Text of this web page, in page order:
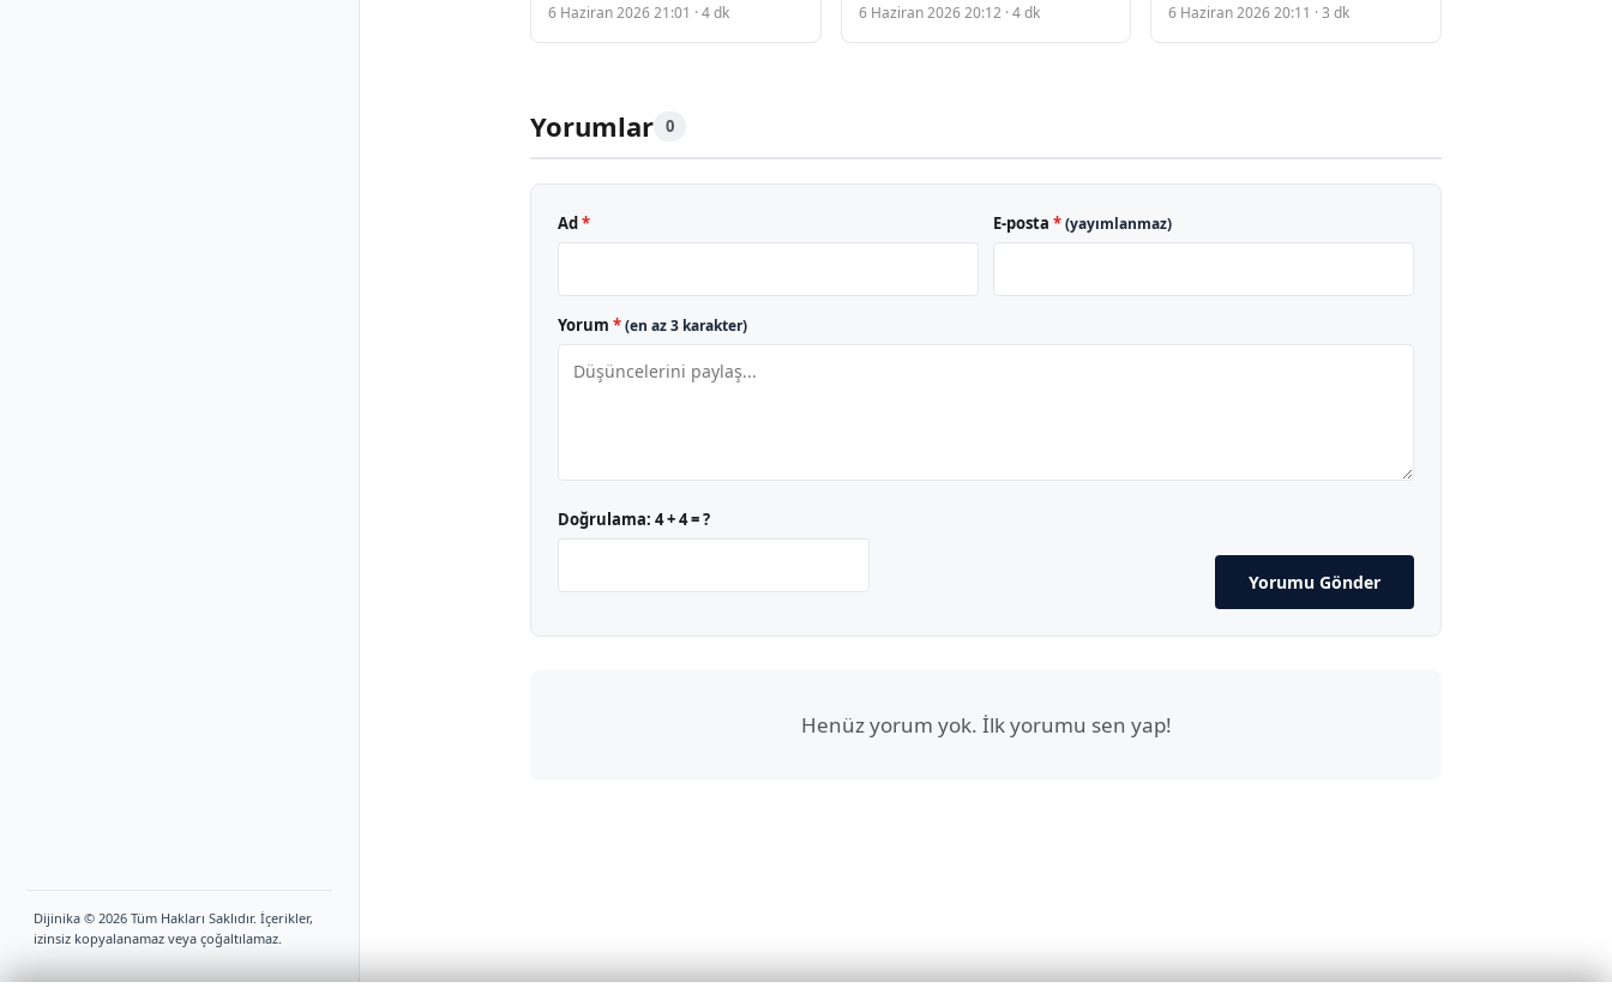
Dijinika © 2026 Tüm Hakları Saklıdır. İçerikler,
izinsiz kopyalanamaz veya çoğaltılamaz.
Dizisi Ekrana Geliyor
6 Haziran 2026 21:01 · 4 dk 6 Haziran 2026 20:12 · 4 dk 6 Haziran 2026 20:11 · 3 dk
Yorumlar 0
Ad* E-posta *(yayımlanmaz)
Yorum *(en az 3 karakter)
Doğrulama: 4 + 4 = ?
Yorumu Gönder
Henüz yorum yok. İlk yorumu sen yap!